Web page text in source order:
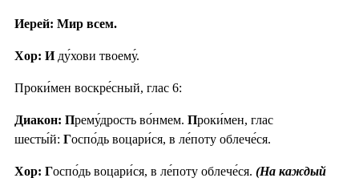
Иерей: Мир всем.
Хор: Иду́хови твоему́.
Проки́мен воскре́сный, глас 6:
Диакон: Прему́дрость во́нмем. Проки́мен, глас
шесты́й: Госпо́дь воцари́ся, в ле́поту облече́ся.
Хор: Госпо́дь воцари́ся, в ле́поту облече́ся. (На каждый